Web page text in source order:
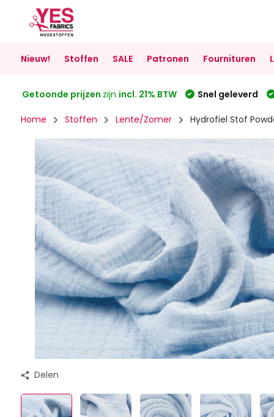
Nieuw! Stoffen SALE Patronen Fournituren
Getoonde prijzen zijn incl. 21% BTW Snel geleverd
Home Stoffen Lente/Zomer Hydrofiel Stof
Delen